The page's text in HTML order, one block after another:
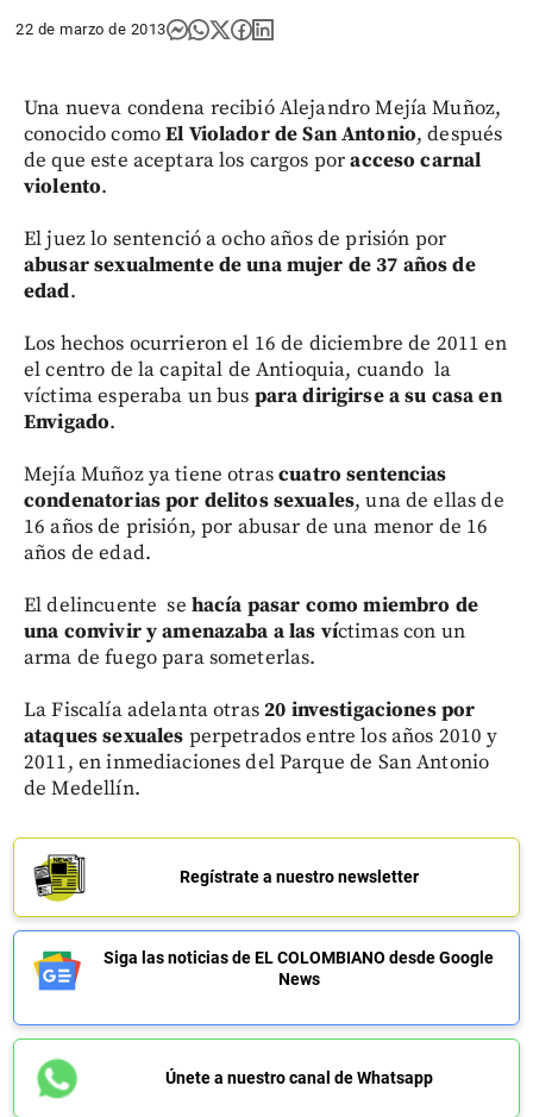
22 de marzo de 2013
Una nueva condena recibió Alejandro Mejía Muñoz,
conocido comoEl Violador de San Antonio, después
de que este aceptara los cargos poracceso carnal
violento.
El juez lo sentenció a ocho años de prisión por
abusar sexualmente de una mujer de 37 años de
edad.
Los hechos ocurrieron el 16 de diciembre de 2011 en
el centro de la capital de Antioquia, cuando la
víctima esperaba un bus para dirigirse a su casa en
Envigado.
Mejía Muñoz ya tiene otrascuatro sentencias
condenatorias por delitos sexuales, una de ellas de
16 años de prisión, por abusar de una menor de 16
años de edad.
El delincuente se hacía pasar como miembro de
una convivir y amenazaba a las víctimas con un
arma de fuego para someterlas.
La Fiscalía adelanta otras20 investigaciones por
ataques sexuales perpetrados entre los años 2010 y
2011, en inmediaciones del Parque de San Antonio
de Medellín.
Regístrate a nuestro newsletter
Siga las noticias de EL COLOMBIANO desde Google
News
Únete a nuestro canal de Whatsapp